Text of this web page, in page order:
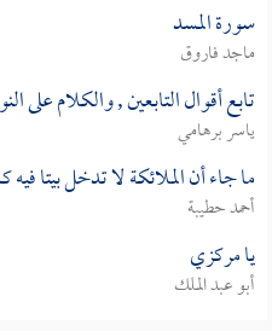
سورة المسد
ماجد فاروق
تابع أقوال التابعين , والكلام على
ياسر برهامي
ما جاء أن الملائكة لا تدخل بيتا
أحمد حطيبة
يا مركزي
أبو عبد الملك